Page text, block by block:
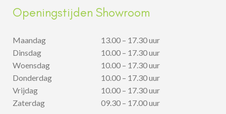
Openingstijden Showroom
Maandag
Dinsdag
Woensdag
Donderdag
Vrijdag
Zaterdag
13.00 – 17.30 uur
10.00 – 17.30 uur
10.00 – 17.30 uur
10.00 – 17.30 uur
10.00 – 17.30 uur
09.30 – 17.00 uur